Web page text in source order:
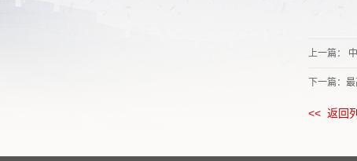
上一篇：
下一篇： 最
<< 返回